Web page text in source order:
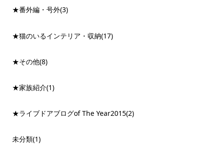
★番外編・号外(3)
★猫のいるインテリア・収納(17)
★その他(8)
★家族紹介(1)
★ライブドアブログof The Year2015(2)
未分類(1)